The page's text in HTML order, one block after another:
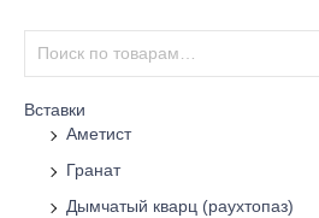
Вставки
Аметист
Гранат
Дымчатый кварц (раухтопаз)